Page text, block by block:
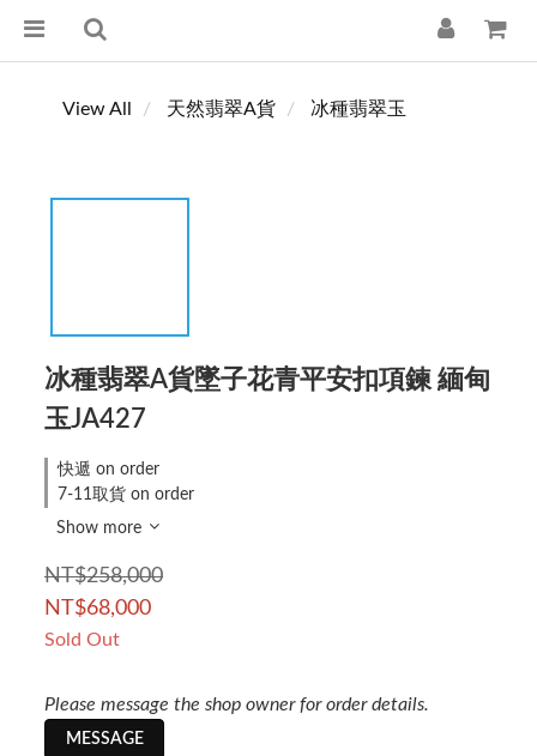
View All 天然翡翠A貨 冰種翡翠玉
冰種翡翠A貨墜子花青平安扣項鍊 緬甸
玉JA427
快遞 on order
7-11取貨 on order
Show more
NT$258,000
NT$68,000
Sold Out
Please message the shop owner for order details.
MESSAGE